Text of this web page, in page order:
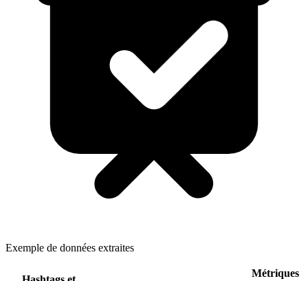
Exemple de données extraites
Métriques